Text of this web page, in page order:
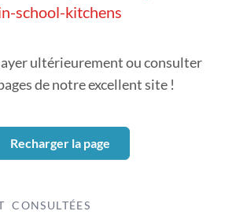
school-kitchens
ultérieurement ou consulter
de notre excellent site !
Recharger la page
CONSULTÉES